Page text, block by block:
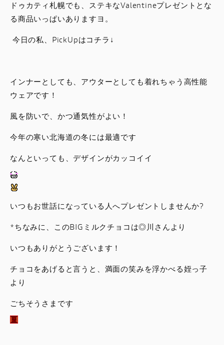
ドゥカティ札幌でも、ステキなValentineプレゼントとな
る商品いっぱいありますヨ。
今日の私、PickUpはコチラ↓
インナーとしても、アウターとしても着れちゃう高性能
ウェアです！
風を防いで、かつ通気性がよい！
今年の寒い北海道の冬には最適です
なんといっても、デザインがカッコイイ
いつもお世話になっている人へプレゼントしませんか?
*ちなみに、このBIGミルクチョコは◎川さんより
いつもありがとうございます！
チョコをあげると言うと、満面の笑みを浮かべる姪っ子
より
ごちそうさまです